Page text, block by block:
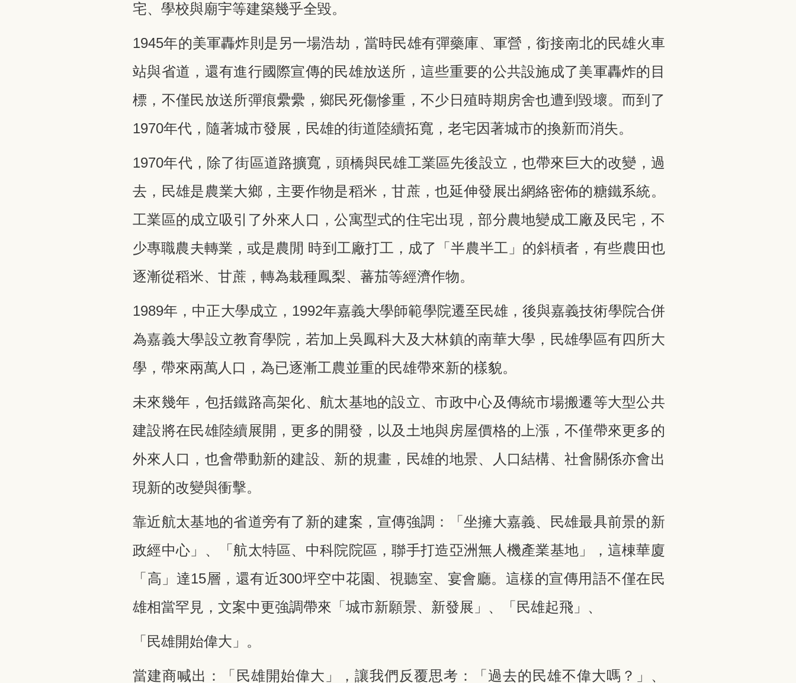
宅、學校與廟宇等建築幾乎全毀。
1945年的美軍轟炸則是另一場浩劫，當時民雄有彈藥庫、軍營，銜接南北的民雄火車
站與省道，還有進行國際宣傳的民雄放送所，這些重要的公共設施成了美軍轟炸的目
標，不僅民放送所彈痕纍纍，鄉民死傷慘重，不少日殖時期房舍也遭到毀壞。而到了
1970年代，隨著城市發展，民雄的街道陸續拓寬，老宅因著城市的換新而消失。
1970年代，除了街區道路擴寬，頭橋與民雄工業區先後設立，也帶來巨大的改變，過
去，民雄是農業大鄉，主要作物是稻米，甘蔗，也延伸發展出網絡密佈的糖鐵系統。
工業區的成立吸引了外來人口，公寓型式的住宅出現，部分農地變成工廠及民宅，不
少專職農夫轉業，或是農閒 時到工廠打工，成了「半農半工」的斜槓者，有些農田也
逐漸從稻米、甘蔗，轉為栽種鳳梨、蕃茄等經濟作物。
1989年，中正大學成立，1992年嘉義大學師範學院遷至民雄，後與嘉義技術學院合併
為嘉義大學設立教育學院，若加上吳鳳科大及大林鎮的南華大學，民雄學區有四所大
學，帶來兩萬人口，為已逐漸工農並重的民雄帶來新的樣貌。
未來幾年，包括鐵路高架化、航太基地的設立、市政中心及傳統市場搬遷等大型公共
建設將在民雄陸續展開，更多的開發，以及土地與房屋價格的上漲，不僅帶來更多的
外來人口，也會帶動新的建設、新的規畫，民雄的地景、人口結構、社會關係亦會出
現新的改變與衝擊。
靠近航太基地的省道旁有了新的建案，宣傳強調：「坐擁大嘉義、民雄最具前景的新
政經中心」、「航太特區、中科院院區，聯手打造亞洲無人機產業基地」，這棟華廈
「高」達15層，還有近300坪空中花園、視聽室、宴會廳。這樣的宣傳用語不僅在民
雄相當罕見，文案中更強調帶來「城市新願景、新發展」、「民雄起飛」、
「民雄開始偉大」。
當建商喊出：「民雄開始偉大」，讓我們反覆思考：「過去的民雄不偉大嗎？」、